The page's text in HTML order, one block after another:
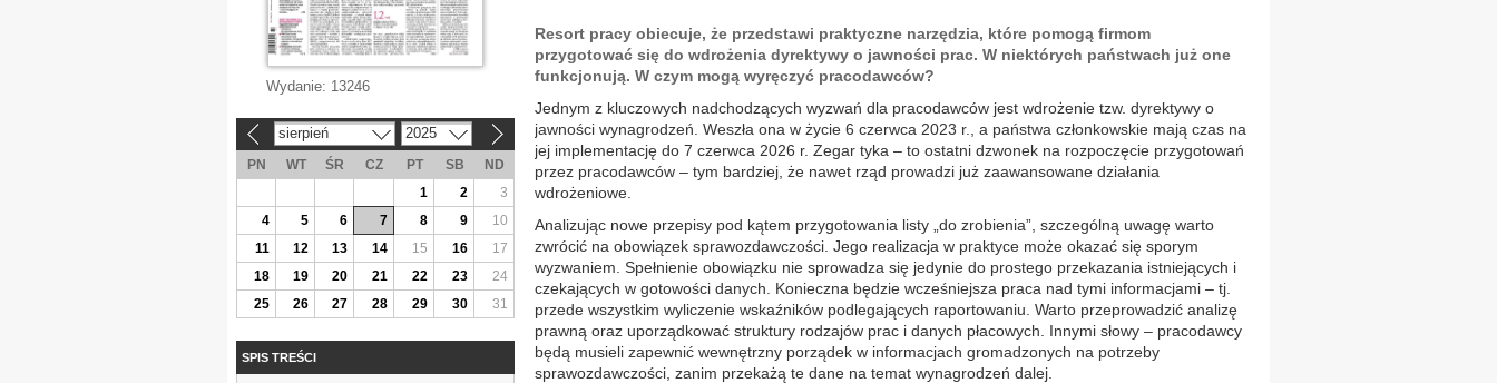
Resort pracy obiecuje, że przedstawi praktyczne narzędzia, które pomogą firmom
przygotować się do wdrożenia dyrektywy o jawności prac. W niektórych państwach już one
funkcjonują. W czym mogą wyręczyć pracodawców?
Jednym z kluczowych nadchodzących wyzwań dla pracodawców jest wdrożenie tzw. dyrektywy o
jawności wynagrodzeń. Weszła ona w życie 6 czerwca 2023 r., a państwa członkowskie mają czas na
jej implementację do 7 czerwca 2026 r. Zegar tyka – to ostatni dzwonek na rozpoczęcie przygotowań
przez pracodawców – tym bardziej, że nawet rząd prowadzi już zaawansowane działania
wdrożeniowe.
Analizując nowe przepisy pod kątem przygotowania listy „do zrobienia”, szczególną uwagę warto
zwrócić na obowiązek sprawozdawczości. Jego realizacja w praktyce może okazać się sporym
wyzwaniem. Spełnienie obowiązku nie sprowadza się jedynie do prostego przekazania istniejących i
czekających w gotowości danych. Konieczna będzie wcześniejsza praca nad tymi informacjami – tj.
przede wszystkim wyliczenie wskaźników podlegających raportowaniu. Warto przeprowadzić analizę
prawną oraz uporządkować struktury rodzajów prac i danych płacowych. Innymi słowy – pracodawcy
będą musieli zapewnić wewnętrzny porządek w informacjach gromadzonych na potrzeby
sprawozdawczości, zanim przekażą te dane na temat wynagrodzeń dalej.
Wydanie: 13246
sierpień 2025
PN WT ŚR CZ PT SB
ND
1
2
3
4
5 6 7 8 9
10
11
12 13 14 15 16
17
18
19 20 21 22 23
24
25
26 27 28 29 30 31
SPIS TREŚCI